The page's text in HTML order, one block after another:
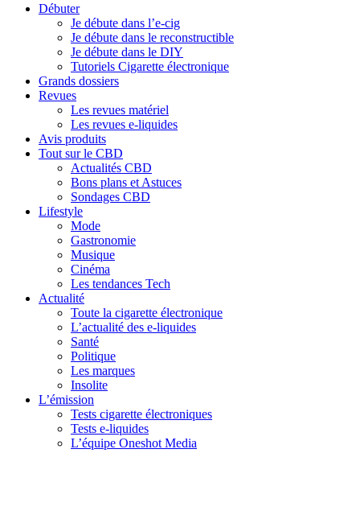
Débuter
Je débute dans l’e-cig
Je débute dans le reconstructible
Je débute dans le DIY
Tutoriels Cigarette électronique
Grands dossiers
Revues
Les revues matériel
Les revues e-liquides
Avis produits
Tout sur le CBD
Actualités CBD
Bons plans et Astuces
Sondages CBD
Lifestyle
Mode
Gastronomie
Musique
Cinéma
Les tendances Tech
Actualité
Toute la cigarette électronique
L’actualité des e-liquides
Santé
Politique
Les marques
Insolite
L’émission
Tests cigarette électroniques
Tests e-liquides
L’équipe Oneshot Media